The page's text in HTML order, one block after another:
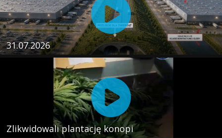
31.07.2026
Zlikwidowali plantację konopi